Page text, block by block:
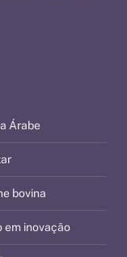
Árabe
bovina
em inovação